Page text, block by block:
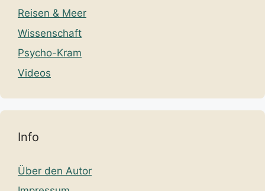
Reisen & Meer
Wissenschaft
Psycho-Kram
Videos
Info
Über den Autor